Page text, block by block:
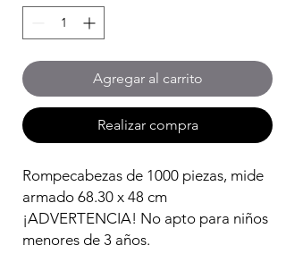
Agregar al carrito
Realizar compra
Rompecabezas de 1000 piezas, mide
armado 68.30 x 48 cm
¡ADVERTENCIA! No apto para niños
menores de 3 años.